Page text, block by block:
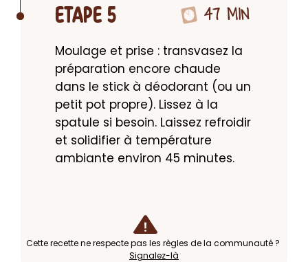
ETAPE 5 47 MIN
Moulage et prise : transvasez la
préparation encore chaude
dans le stick à déodorant (ou un
petit pot propre). Lissez à la
spatule si besoin. Laissez refroidir
et solidifier à température
ambiante environ 45 minutes.
Cette recette ne respecte pas les règles de la communauté ?
Signalez-là